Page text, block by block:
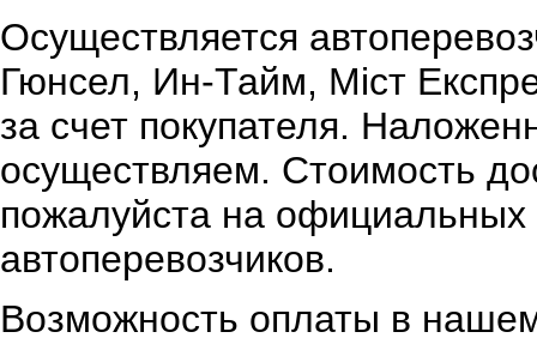
Осуществляется
Гюнсел, Ин-Тайм, Міст
за счет покупателя.
осуществляем. Стоимость
пожалуйста на официальных
автоперевозчиков.
Возможность оплаты в